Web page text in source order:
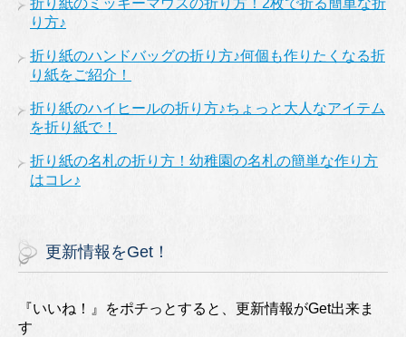
り方♪
折り紙のハンドバッグの折り方♪何個も作りたくなる折
り紙をご紹介！
折り紙のハイヒールの折り方♪ちょっと大人なアイテム
を折り紙で！
折り紙の名札の折り方！幼稚園の名札の簡単な作り方
はコレ♪
更新情報をGet！
『いいね！』をポチっとすると、更新情報がGet出来ま
す